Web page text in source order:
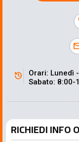
history
Orari: Lunedì
Sabato: 8:00-
RICHIEDI INFO